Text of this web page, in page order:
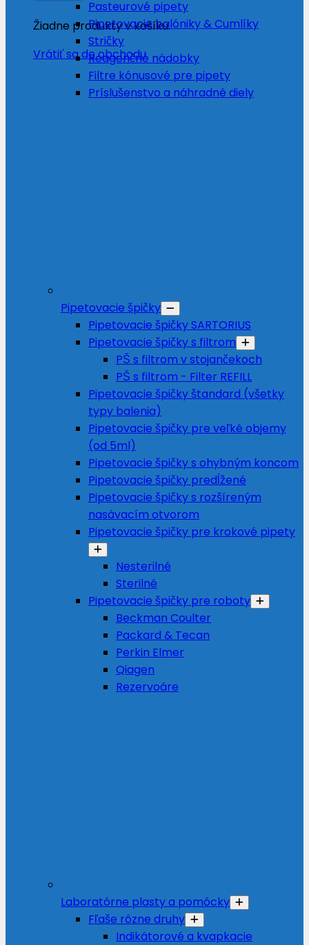
Žiadne produkty v košíku.
Vrátiť sa do obchodu
Pasteurové pipety
Pipetovacie balóniky & Cumlíky
Stričky
Reagenčné nádobky
Filtre kónusové pre pipety
Príslušenstvo a náhradné diely
Pipetovacie špičky
Pipetovacie špičky SARTORIUS
Pipetovacie špičky s filtrom
PŠ s filtrom v stojančekoch
PŠ s filtrom - Filter REFILL
Pipetovacie špičky štandard (všetky
typy balenia)
Pipetovacie špičky pre veľké objemy
(od 5ml)
Pipetovacie špičky s ohybným koncom
Pipetovacie špičky predĺžené
Pipetovacie špičky s rozšíreným
nasávacím otvorom
Pipetovacie špičky pre krokové pipety
Nesterilné
Sterilné
Pipetovacie špičky pre roboty
Beckman Coulter
Packard & Tecan
Perkin Elmer
Qiagen
Rezervoáre
Laboratórne plasty a pomôcky
Fľaše rôzne druhy
Indikátorové a kvapkacie